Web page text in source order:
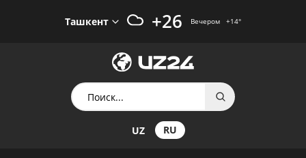
Ташкент +26 Вечером +14°
UZ RU